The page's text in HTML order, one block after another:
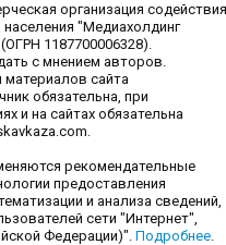
организация содействия
"Медиахолдинг
1187700006328).
с мнением авторов.
материалов сайта
обязательна, при
и на сайтах обязательна
рекомендательные
предоставления
и анализа сведений,
сети "Интернет",
Федерации)". Подробнее.